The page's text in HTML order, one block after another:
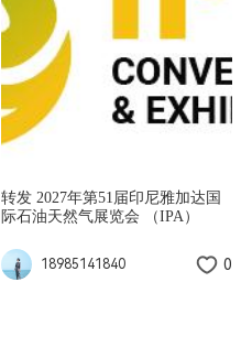
转发 2027年第51届印尼雅加达国
际石油天然气展览会 （IPA）
18985141840 0